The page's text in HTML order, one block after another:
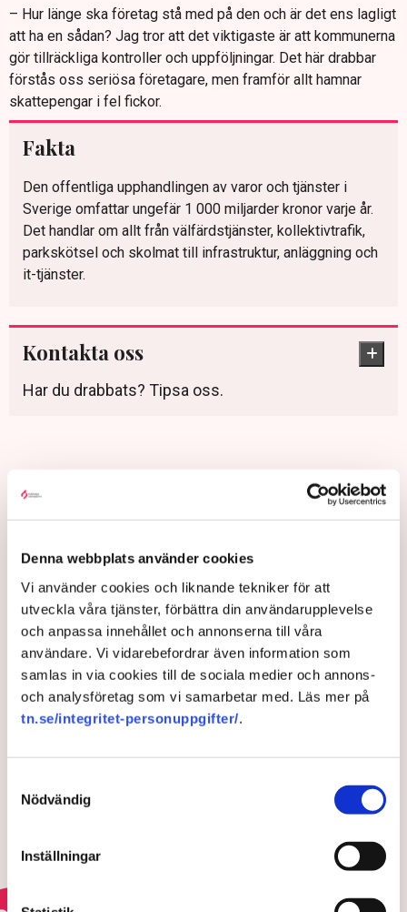
Denna webbplats använder cookies
Vi använder cookies och liknande tekniker för att
utveckla våra tjänster, förbättra din användarupplevelse
och anpassa innehållet och annonserna till våra
användare. Vi vidarebefordrar även information som
samlas in via cookies till de sociala medier och annons-
och analysföretag som vi samarbetar med. Läs mer på
tn.se/integritet-personuppgifter/.
Nödvändig
Inställningar
– Hur länge ska företag stå med på den och är det ens lagligt
att ha en sådan? Jag tror att det viktigaste är att kommunerna
gör tillräckliga kontroller och uppföljningar. Det här drabbar
förstås oss seriösa företagare, men framför allt hamnar
skattepengar i fel fickor.
Fakta
Den offentliga upphandlingen av varor och tjänster i
Sverige omfattar ungefär 1 000 miljarder kronor varje år.
Det handlar om allt från välfärdstjänster, kollektivtrafik,
parkskötsel och skolmat till infrastruktur, anläggning och
it-tjänster.
Kontakta oss
Har du drabbats? Tipsa oss.
Ekobrottsmyndigheten
Gröna arbetsgivare Sverige
Karin Janson
Publicerad: 18 feb 2026, 08:00
Uppdaterad: 23 mar 2026, 09:42
LÄS ÄVEN
”När en kommun agerar
kommuner att konkurrera med